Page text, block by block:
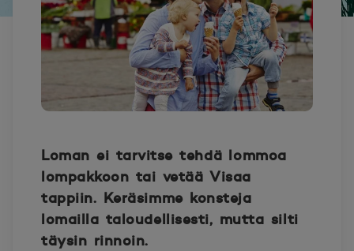
Loman ei tarvitse tehdä lommoa
lompakkoon tai vetää Visaa
tappiin. Keräsimme konsteja
lomailla taloudellisesti, mutta silti
täysin rinnoin.